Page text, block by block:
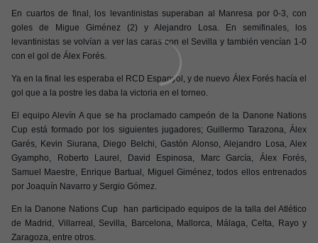
En cuartos de final, los levantinistas superaban al Manresa por 0-3, con
goles de Migue Giménez (2) y Alejandro Losa. En semifinales, los
levantinistas se volvían a ver las caras con el Sevilla y también vencían 1-0
con el gol de Álex Forés.
Ya en la final les esperaba el RCD Espanyol, y de nuevo Álex Forés hacía el
gol que a la postre les daba la victoria en el torneo.
El equipo Alevín A que se ha proclamado campeón de la Danone Nations
Cup está formado por los siguientes jugadores; Guillermo Tarazona, Álex
Garés, Kevin Siurana, Diego Belchi, Gastón Alonso, Alejandro Losa, Alex
Gyampho, Roberto Laurel, David Espinosa, Marc García, Álex Forés,
Samuel Maestre, Enrique Bartual, Miguel Giménez, todos ellos entrenados
por Joaquín Navarro y Sergio Gómez.
En la Danone Nations Cup han participado equipos de la talla del Atlético
de Madrid, Villarreal, Sevilla, Barcelona, Mallorca, Málaga, Celta, Rayo y
Zaragoza, entre otros.